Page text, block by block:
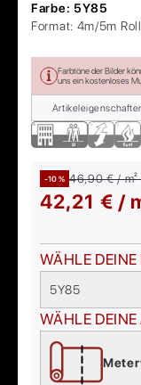
Farbe: 5Y85
Format: 4m/5m
Farbtöne der Bilder
uns ein kostenloses
-10 % 46,90 € / m²
42,21 € /
WÄHLE DEINE
5Y85
WÄHLE DEINE